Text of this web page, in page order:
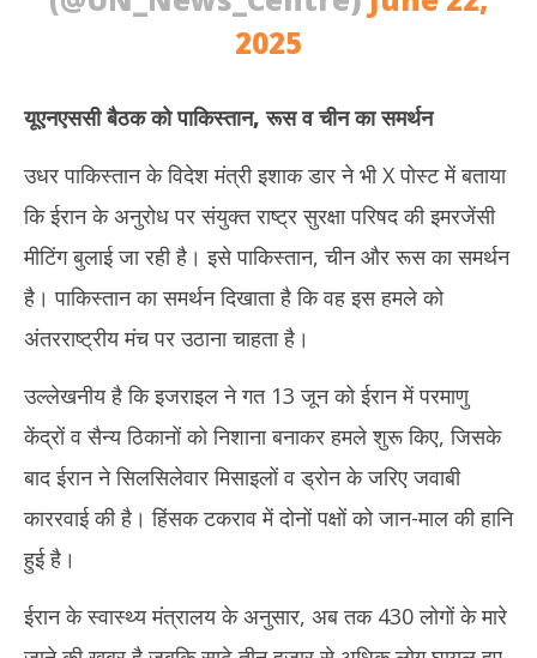
2025
यूएनएससी बैठक को पाकिस्तान, रूस व चीन का समर्थन
उधर पाकिस्तान के विदेश मंत्री इशाक डार ने भी X पोस्ट में बताया
कि ईरान के अनुरोध पर संयुक्त राष्ट्र सुरक्षा परिषद की इमरजेंसी
मीटिंग बुलाई जा रही है। इसे पाकिस्तान, चीन और रूस का समर्थन
है। पाकिस्तान का समर्थन दिखाता है कि वह इस हमले को
अंतरराष्ट्रीय मंच पर उठाना चाहता है।
उल्लेखनीय है कि इजराइल ने गत 13 जून को ईरान में परमाणु
केंद्रों व सैन्य ठिकानों को निशाना बनाकर हमले शुरू किए, जिसके
बाद ईरान ने सिलसिलेवार मिसाइलों व ड्रोन के जरिए जवाबी
काररवाई की है। हिंसक टकराव में दोनों पक्षों को जान-माल की हानि
हुई है।
ईरान के स्वास्थ्य मंत्रालय के अनुसार, अब तक 430 लोगों के मारे